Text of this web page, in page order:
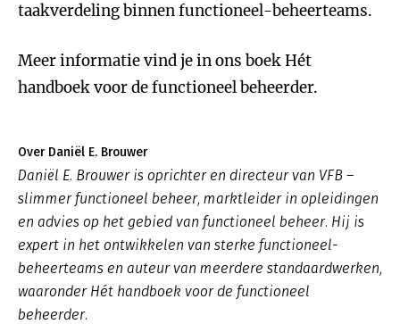
taakverdeling binnen functioneel-beheerteams.
Meer informatie vind je in ons boek Hét
handboek voor de functioneel beheerder.
Over Daniël E. Brouwer
Daniël E. Brouwer is oprichter en directeur van VFB –
slimmer functioneel beheer, marktleider in opleidingen
en advies op het gebied van functioneel beheer. Hij is
expert in het ontwikkelen van sterke functioneel-
beheerteams en auteur van meerdere standaardwerken,
waaronder Hét handboek voor de functioneel
beheerder.